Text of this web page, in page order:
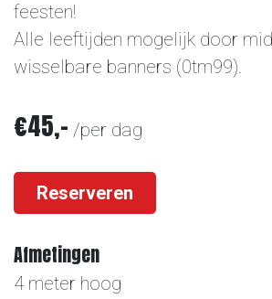
feesten!
Alle leeftijden mogelijk door
wisselbare banners (0tm99).
€45,- /per dag
Reserveren
Afmetingen
4 meter hoog